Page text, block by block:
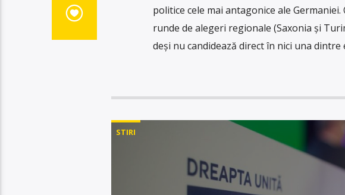
politice cele mai antagonice ale
runde de alegeri regionale (Saxonia și
deși nu candidează direct în nici una dintre
STIRI